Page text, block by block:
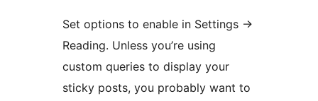
Set options to enable in Settings →
Reading. Unless you’re using
custom queries to display your
sticky posts, you probably want to